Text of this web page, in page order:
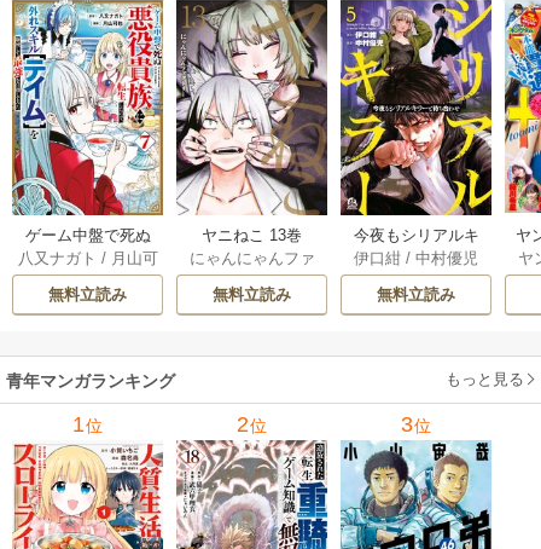
ゲーム中盤で死ぬ
悪役貴族に転生し
たので、外れスキ
ル【テイム】を駆
してみた 7巻
八又ナガト / 月山可
也
無料立読み
ヤニねこ 13巻
にゃんにゃんファ
クトリー
無料立読み
今夜もシリアルキ
ラーと待ち合わせ 5
巻
伊口紺 /中村優児
無料立読み
ヤ
ヤ
青年マンガランキング もっと見る
1位 2位 3位